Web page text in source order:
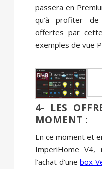
passera en
qu’à profiter
offertes par
exemples de vue
4- LES
MOMENT :
En ce moment et
ImperiHome
l’achat d’unebox